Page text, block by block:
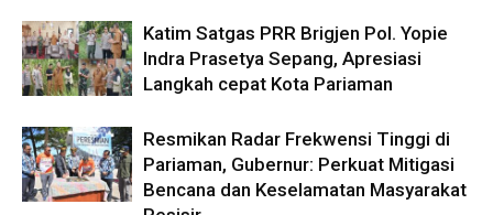
Katim Satgas PRR Brigjen Pol. Yopie
Indra Prasetya Sepang, Apresiasi
Langkah cepat Kota Pariaman
Resmikan Radar Frekwensi Tinggi di
Pariaman, Gubernur: Perkuat Mitigasi
Bencana dan Keselamatan Masyarakat